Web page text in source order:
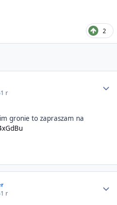
2
1 r
gronie to zapraszam na
1 r